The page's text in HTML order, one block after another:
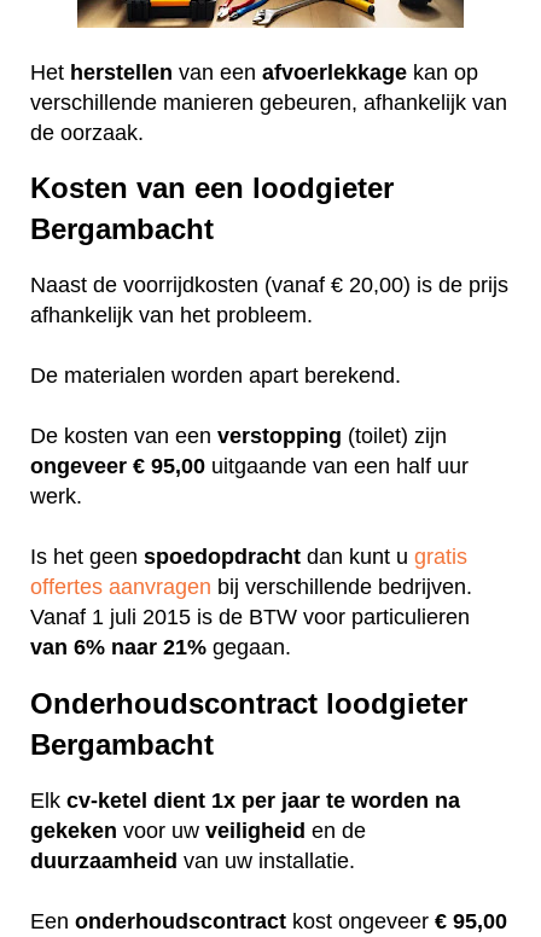
Het herstellen van een afvoerlekkage kan op
verschillende manieren gebeuren, afhankelijk van
de oorzaak.
Kosten van een loodgieter
Bergambacht
Naast de voorrijdkosten (vanaf € 20,00) is de prijs
afhankelijk van het probleem.
De materialen worden apart berekend.
De kosten van een verstopping (toilet) zijn
ongeveer € 95,00 uitgaande van een half uur
werk.
Is het geen spoedopdracht dan kunt u gratis
offertes aanvragen bij verschillende bedrijven.
Vanaf 1 juli 2015 is de BTW voor particulieren
van 6% naar 21% gegaan.
Onderhoudscontract loodgieter
Bergambacht
Elk cv-ketel dient 1x per jaar te worden na
gekeken voor uw veiligheid en de
duurzaamheid van uw installatie.
Een onderhoudscontract kost ongeveer € 95,00